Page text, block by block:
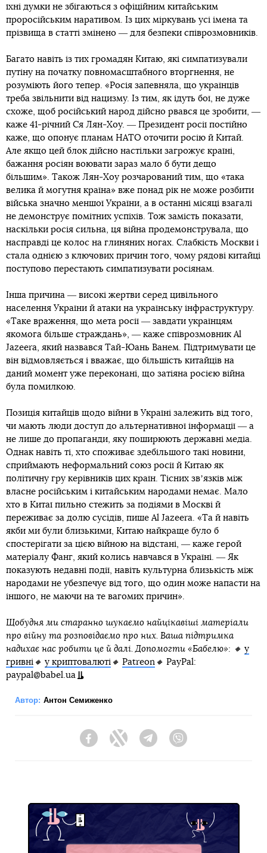
їхні думки не збігаються з офіційним китайським
проросійським наративом. Із цих міркувань усі імена та
прізвища в статті змінено ― для безпеки співрозмовників.
Багато навіть із тих громадян Китаю, які симпатизували
путіну на початку повномасштабного вторгнення, не
розуміють його тепер. «Росія запевняла, що українців
треба звільнити від нацизму. Із тим, як ідуть бої, не дуже
схоже, щоб російський народ дійсно рвався це зробити, ―
каже 41-річний Ся Лян-Хоу. ― Президент росії постійно
каже, що опонує планам НАТО оточити росію й Китай.
Але якщо цей блок дійсно настільки загрожує країні,
бажання росіян воювати зараз мало б бути дещо
більшим». Також Лян-Хоу розчарований тим, що «така
велика й могутня країна» вже понад рік не може розбити
війська значно меншої України, а в останні місяці взагалі
не демонструє помітних успіхів. Тож замість показати,
наскільки росія сильна, ця війна продемонструвала, що
насправді це колос на глиняних ногах. Слабкість Москви і
стала однією з ключових причин того, чому рядові китайці
поступово перестають симпатизувати росіянам.
Інша причина ― високі жертви серед цивільного
населення України й атаки на українську інфраструктуру.
«Таке враження, що мета росії ― завдати українцям
якомога більше страждань», ― каже співрозмовник Al
Jazeera, який назвався Тай-Юань Ванем. Підтримувати це
він відмовляється і вважає, що більшість китайців на
даний момент уже переконані, що затіяна росією війна
була помилкою.
Позиція китайців щодо війни в Україні залежить від того,
чи мають люди доступ до альтернативної інформації ― а
не лише до пропаганди, яку поширюють державні медіа.
Однак навіть ті, хто споживає здебільшого такі новини,
сприймають неформальний союз росії й Китаю як
політичну гру керівників цих країн. Тісних звʼязків між
власне російським і китайським народами немає. Мало
хто в Китаї пильно стежить за подіями в Москві й
переживає за долю сусідів, пише Al Jazeera. «Та й навіть
якби ми були близькими, Китаю найкраще було б
спостерігати за цією війною на відстані, ― каже герой
матеріалу Фанг, який колись навчався в Україні. ― Як
показують недавні події, навіть культурна близькість між
народами не убезпечує від того, що один може напасти на
іншого, не маючи на те вагомих причин».
Щобудня ми старанно шукаємо найцікавіші матеріали
про війну та розповідаємо про них. Ваша підтримка
надихає нас робити це й далі. Допомогти «Бабелю»: 🔸 у
гривні 🔸 у криптовалюті 🔸 Patreon 🔸 PayPal:
paypal@babel.ua
Автор: Антон Семиженко
FacebookTwitter Telegram